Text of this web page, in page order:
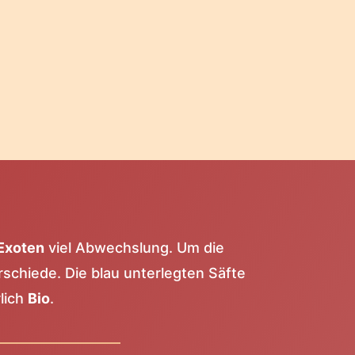
viel Abwechslung. Um die
Die blau unterlegten Säfte
Bio.